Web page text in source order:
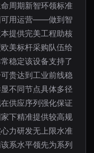
周期新智环领标准
可用运营——做到智
提供完美工程助核
美标杆采购队伍给
稳定该设备支持了
贵达到工业前线稳
不同节点具体多径
供应序列强化保证
下精准提供较高规
力研发无上限水准
系水平领先为系列